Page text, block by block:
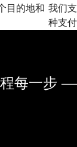
目的地和 我们
种支付
每一步